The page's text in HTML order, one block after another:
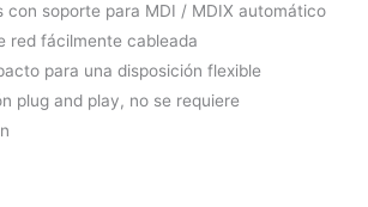
con soporte para MDI / MDIX automático
red fácilmente cableada
para una disposición flexible
plug and play, no se requiere